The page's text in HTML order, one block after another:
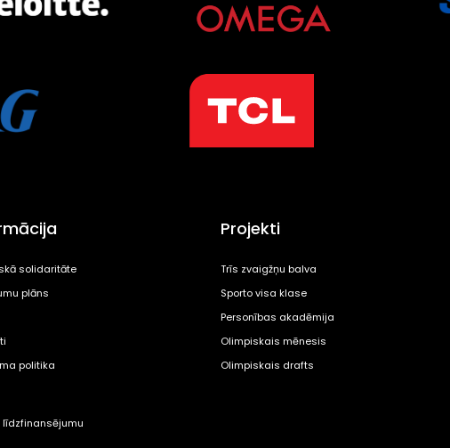
solidaritāte
plāns
politika
Projekti
Trīs zvaigžņu balva
Sporto visa klase
Personības akadēmija
Olimpiskais mēnesis
Olimpiskais drafts